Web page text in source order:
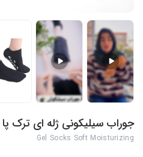
جوراب سیلیکونی ژله ای ترک پا
Gel Socks Soft Moisturizing